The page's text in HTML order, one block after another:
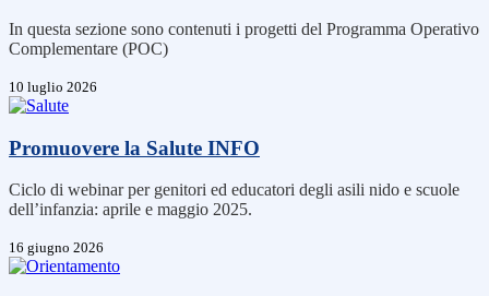
In questa sezione sono contenuti i progetti del Programma Operativo
Complementare (POC)
10 luglio 2026
Promuovere la Salute INFO
Ciclo di webinar per genitori ed educatori degli asili nido e scuole
dell’infanzia: aprile e maggio 2025.
16 giugno 2026